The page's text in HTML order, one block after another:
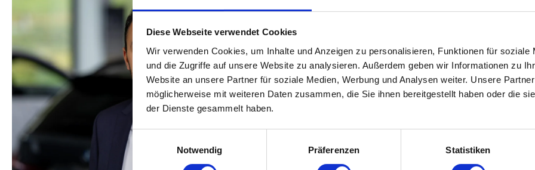
Diese Webseite verwendet Cookies
Wir verwenden Cookies, um Inhalte und Anzeigen zu personalisieren, Funktionen für soziale
und die Zugriffe auf unsere Website zu analysieren. Außerdem geben wir Informationen zu
Website an unsere Partner für soziale Medien, Werbung und Analysen weiter. Unsere
möglicherweise mit weiteren Daten zusammen, die Sie ihnen bereitgestellt haben oder die
der Dienste gesammelt haben.
Einwilligungsauswahl
Notwendig
Präferenzen Statistiken